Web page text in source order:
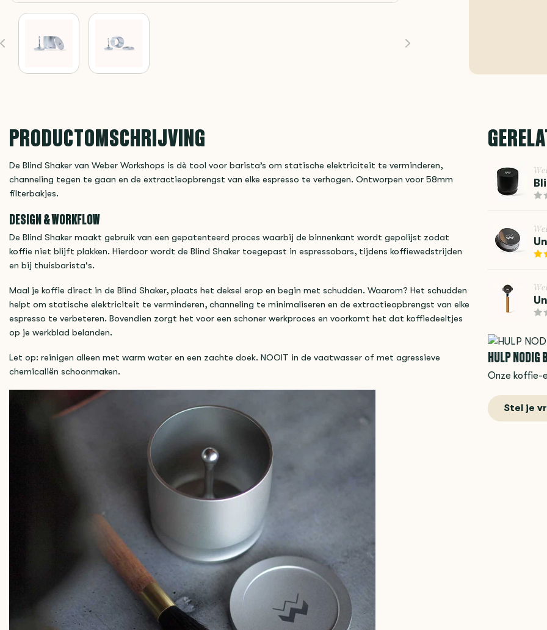
PRODUCTOMSCHRIJVING
De Blind Shaker van Weber Workshops is dè tool voor barista’s om statische elektriciteit te verminderen,
channeling tegen te gaan en de extractieopbrengst van elke espresso te verhogen. Ontworpen voor 58mm
filterbakjes.
DESIGN & WORKFLOW
De Blind Shaker maakt gebruik van een gepatenteerd proces waarbij de binnenkant wordt gepolijst zodat
koffie niet blijft plakken. Hierdoor wordt de Blind Shaker toegepast in espressobars, tijdens koffiewedstrijden
en bij thuisbarista's.
Maal je koffie direct in de Blind Shaker, plaats het deksel erop en begin met schudden. Waarom? Het schudden
helpt om statische elektriciteit te verminderen, channeling te minimaliseren en de extractieopbrengst van elke
espresso te verbeteren. Bovendien zorgt het voor een schoner werkproces en voorkomt het dat koffiedeeltjes
op je werkblad belanden.
Let op: reinigen alleen met warm water en een zachte doek. NOOIT in de vaatwasser of met agressieve
chemicaliën schoonmaken.
HULP NODIG
Onze koffie-
Stel je